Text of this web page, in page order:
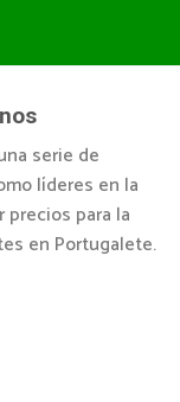
serie de
líderes en la
para la
en Portugalete.